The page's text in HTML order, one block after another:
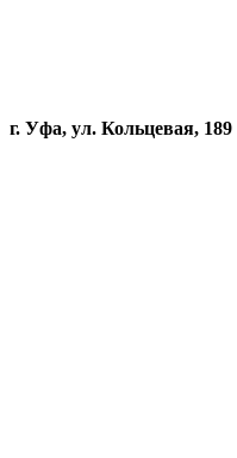
г. Уфа, ул. Кольцевая, 189